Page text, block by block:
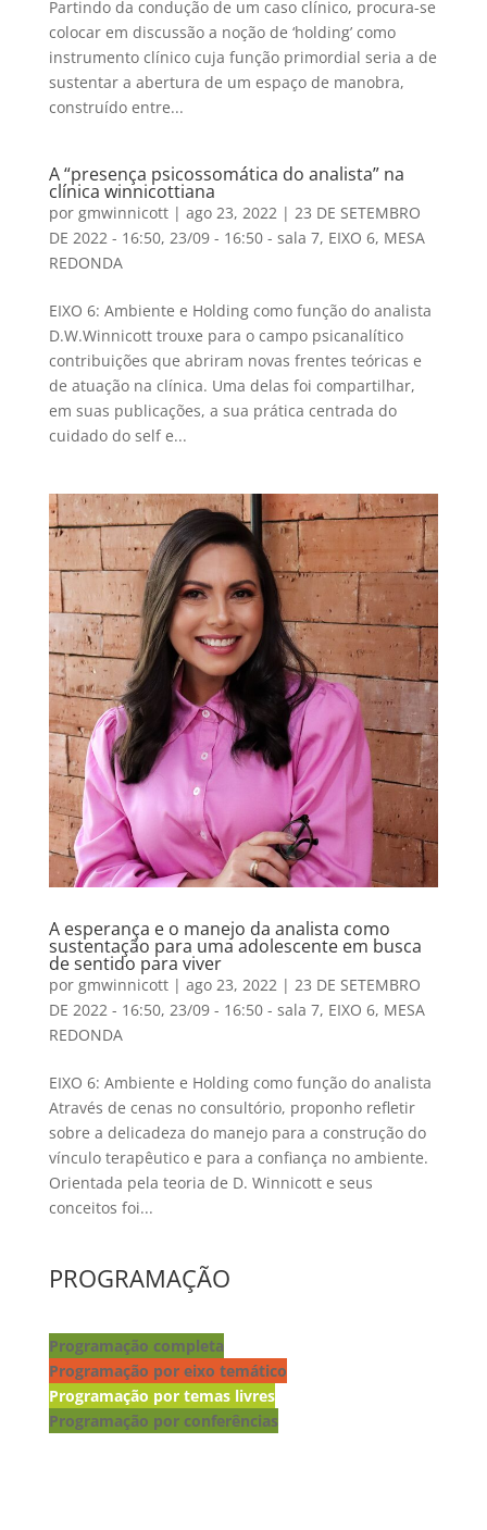
Partindo da condução de um caso clínico, procura-se
colocar em discussão a noção de ‘holding’ como
instrumento clínico cuja função primordial seria a de
sustentar a abertura de um espaço de manobra,
construído entre...
A “presença psicossomática do analista” na
clínica winnicottiana
por gmwinnicott| ago 23, 2022 | 23 DE SETEMBRO
DE 2022 - 16:50, 23/09 - 16:50 - sala 7, EIXO 6, MESA
REDONDA
EIXO 6: Ambiente e Holding como função do analista
D.W.Winnicott trouxe para o campo psicanalítico
contribuições que abriram novas frentes teóricas e
de atuação na clínica. Uma delas foi compartilhar,
em suas publicações, a sua prática centrada do
cuidado do self e...
A esperança e o manejo da analista como
sustentação para uma adolescente em busca
de sentido para viver
por gmwinnicott| ago 23, 2022| 23 DE SETEMBRO
DE 2022 - 16:50, 23/09 - 16:50 - sala 7, EIXO 6, MESA
REDONDA
EIXO 6: Ambiente e Holding como função do analista
Através de cenas no consultório, proponho refletir
sobre a delicadeza do manejo para a construção do
vínculo terapêutico e para a confiança no ambiente.
Orientada pela teoria de D. Winnicott e seus
conceitos foi...
PROGRAMAÇÃO
Programação completa
Programação por eixo temático
Programação por temas livres
Programação por conferências